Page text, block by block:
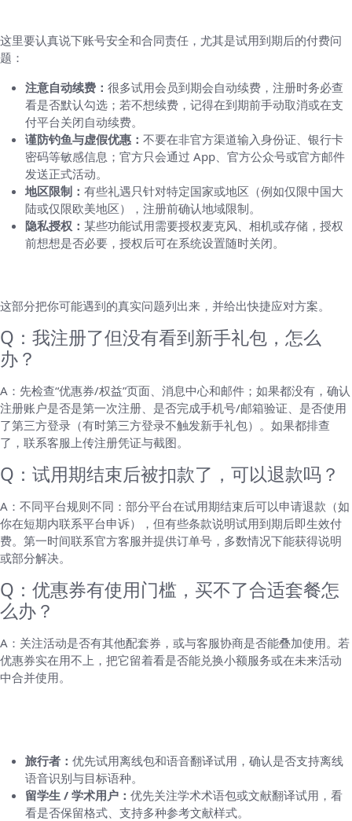
这里要认真说下账号安全和合同责任，尤其是试用到期后的付费问
题：
注意自动续费： 很多试用会员到期会自动续费，注册时务必查
看是否默认勾选；若不想续费，记得在到期前手动取消或在支
付平台关闭自动续费。
谨防钓鱼与虚假优惠： 不要在非官方渠道输入身份证、银行卡
密码等敏感信息；官方只会通过 App、官方公众号或官方邮件
发送正式活动。
地区限制： 有些礼遇只针对特定国家或地区（例如仅限中国大
陆或仅限欧美地区），注册前确认地域限制。
隐私授权： 某些功能试用需要授权麦克风、相机或存储，授权
前想想是否必要，授权后可在系统设置随时关闭。
这部分把你可能遇到的真实问题列出来，并给出快捷应对方案。
Q：我注册了但没有看到新手礼包，怎么
办？
A：先检查“优惠券/权益”页面、消息中心和邮件；如果都没有，确认
注册账户是否是第一次注册、是否完成手机号/邮箱验证、是否使用
了第三方登录（有时第三方登录不触发新手礼包）。如果都排查
了，联系客服上传注册凭证与截图。
Q：试用期结束后被扣款了，可以退款吗？
A：不同平台规则不同：部分平台在试用期结束后可以申请退款（如
你在短期内联系平台申诉），但有些条款说明试用到期后即生效付
费。第一时间联系官方客服并提供订单号，多数情况下能获得说明
或部分解决。
Q：优惠券有使用门槛，买不了合适套餐怎
么办？
A：关注活动是否有其他配套券，或与客服协商是否能叠加使用。若
优惠券实在用不上，把它留着看是否能兑换小额服务或在未来活动
中合并使用。
旅行者： 优先试用离线包和语音翻译试用，确认是否支持离线
语音识别与目标语种。
留学生 / 学术用户： 优先关注学术术语包或文献翻译试用，看
看是否保留格式、支持多种参考文献样式。